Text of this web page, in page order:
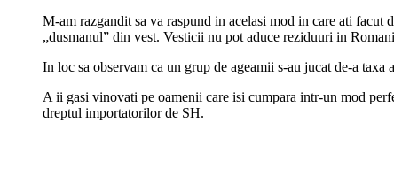
M-am razgandit sa va raspund in acelasi mod in care ati facut
„dusmanul” din vest. Vesticii nu pot aduce reziduuri in
In loc sa observam ca un grup de ageamii s-au jucat de-a
A ii gasi vinovati pe oamenii care isi cumpara intr-un mod
dreptul importatorilor de SH.